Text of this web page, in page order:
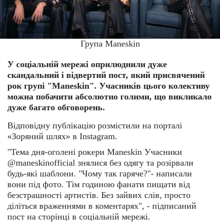
Група Mаneskin
У соціальній мережі оприлюднили дуже
скандальний і відвертий пост, який присвячений
рок групі "Maneskin". Учасників цього колективу
можна побачити абсолютно голими, що викликало
дуже багато обговорень.
Відповідну публікацію розмістили на порталі
«Зоряний шлях» в Instagram.
"Тема дня-оголені рокери Maneskin Учасники
@maneskinofficial знялися без одягу та розірвали
будь-які шаблони. "Чому так гаряче?"- написали
вони під фото. Тім годиною фанати пищати від
безстрашності артистів. Без зайвих слів, просто
діліться враженнями в коментарях", - підписаний
пост на сторінці в соціальній мережі.